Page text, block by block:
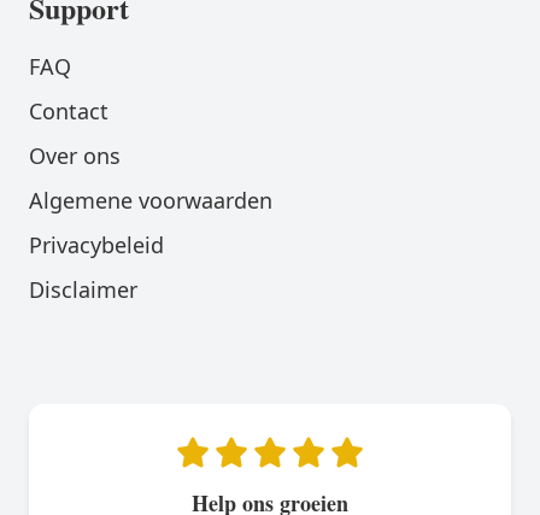
FAQ
Contact
Over ons
Algemene voorwaarden
Privacybeleid
Disclaimer
Help ons groeien